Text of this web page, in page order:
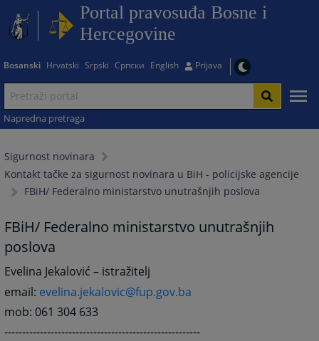
Portal pravosuđa Bosne i
Hercegovine
Bosanski Hrvatski Srpski Српски English Prijava
Napredna pretraga
Sigurnost novinara
Kontakt tačke za sigurnost novinara u BiH - policijske agencije
FBiH/ Federalno ministarstvo unutrašnjih poslova
FBiH/ Federalno ministarstvo unutrašnjih
poslova
Evelina Jekalović – istražitelj
email: evelina.jekalovic@fup.gov.ba
mob: 061 304 633
-------------------------------------------------------